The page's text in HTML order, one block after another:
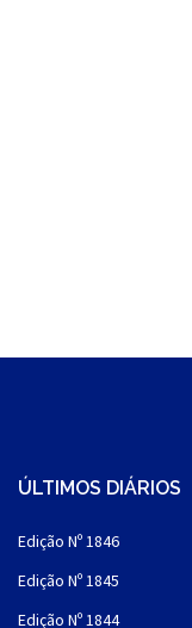
ÚLTIMOS DIÁRIOS
Edição Nº 1846
Edição Nº 1845
Edição Nº 1844